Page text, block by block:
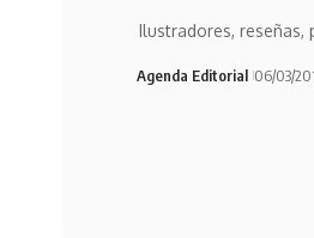
Ilustradores, reseñas,
Agenda Editorial 06/03/